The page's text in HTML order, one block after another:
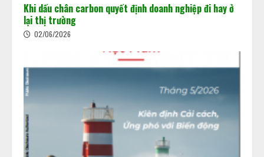
Khi dấu chân carbon quyết định doanh nghiệp đi hay ở
lại thị trường
02/06/2026